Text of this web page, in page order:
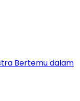
Bertemu dalam